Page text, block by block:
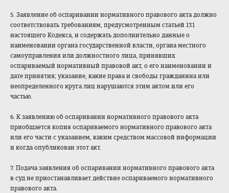
5. Заявление об оспаривании нормативного правового акта должно
соответствовать требованиям, предусмотренным статьей 131
настоящего Кодекса, и содержать дополнительно данные о
наименовании органа государственной власти, органа местного
самоуправления или должностного лица, принявших
оспариваемый нормативный правовой акт, о его наименовании и
дате принятия; указание, какие права и свободы гражданина или
неопределенного круга лиц нарушаются этим актом или его
частью.
6. К заявлению об оспаривании нормативного правового акта
приобщается копия оспариваемого нормативного правового акта
или его части с указанием, каким средством массовой информации
и когда опубликован этот акт.
7. Подача заявления об оспаривании нормативного правового акта
в суд не приостанавливает действие оспариваемого нормативного
правового акта.